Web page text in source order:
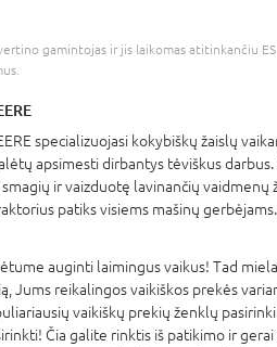
gamintojas ir jis laikomas atitinkančiu
specializuojasi kokybiškų žaislų
apsimesti dirbantys tėviškus
ir vaizduotę lavinančių vaidmenų
patiks visiems mašinų gerbėjams.
auginti laimingus vaikus! Tad
Jums reikalingos vaikiškos prekės
vaikiškų prekių ženklų
Čia galite rinktis iš patikimo ir